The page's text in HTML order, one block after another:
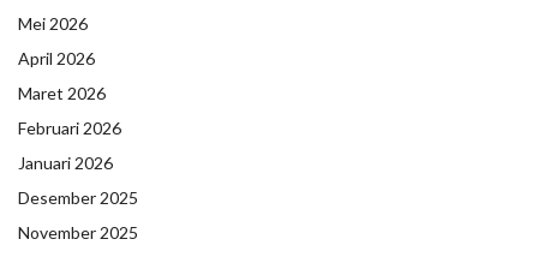
Mei 2026
April 2026
Maret 2026
Februari 2026
Januari 2026
Desember 2025
November 2025